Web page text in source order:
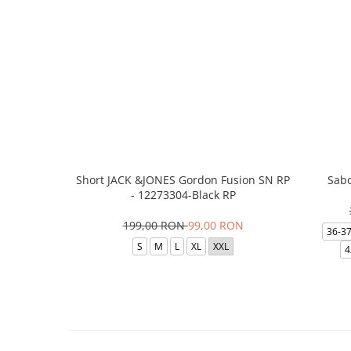
Short JACK &JONES Gordon Fusion SN RP
- 12273304-Black RP
199,00 RON99,00 RON
S M L XL XXL
36-37